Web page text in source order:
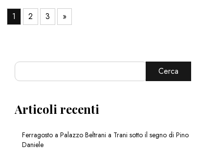
1 2 3 »
Cerca
Articoli recenti
Ferragosto a Palazzo Beltrani a Trani sotto il segno di Pino
Daniele